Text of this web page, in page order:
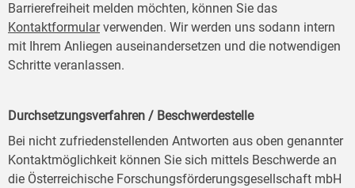
Barrierefreiheit melden möchten, können Sie das
Kontaktformularverwenden. Wir werden uns sodann intern
mit Ihrem Anliegen auseinandersetzen und die notwendigen
Schritte veranlassen.
Durchsetzungsverfahren / Beschwerdestelle
Bei nicht zufriedenstellenden Antworten aus oben genannter
Kontaktmöglichkeit können Sie sich mittels Beschwerde an
die Österreichische Forschungsförderungsgesellschaft mbH